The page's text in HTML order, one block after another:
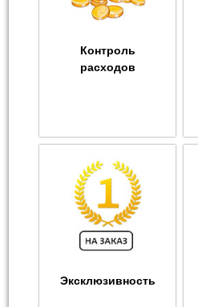
Контроль
расходов
Эксклюзивность